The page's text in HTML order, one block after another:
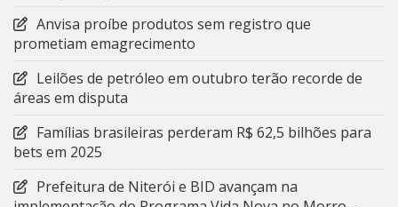
Anvisa proíbe produtos sem registro que
prometiam emagrecimento
Leilões de petróleo em outubro terão recorde de
áreas em disputa
Famílias brasileiras perderam R$ 62,5 bilhões para
bets em 2025
Prefeitura de Niterói e BID avançam na